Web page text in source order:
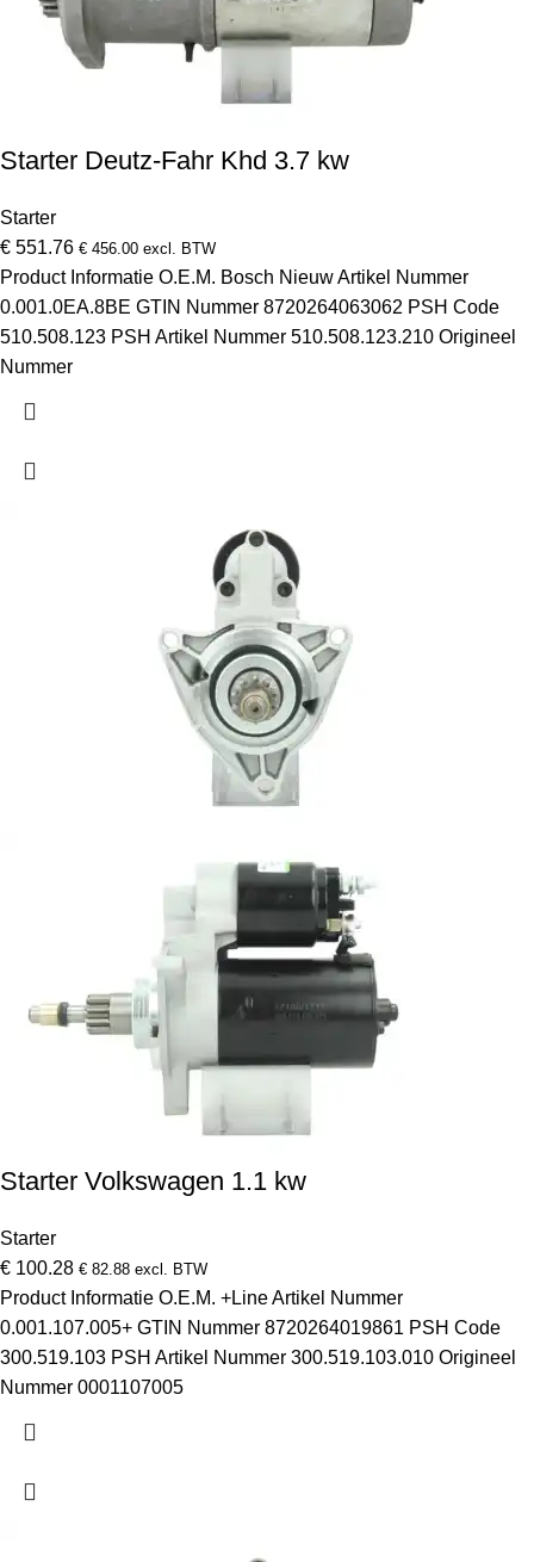
Starter Deutz-Fahr Khd 3.7 kw
Starter
€ 551.76 € 456.00 excl. BTW
Product Informatie O.E.M. Bosch Nieuw Artikel Nummer
0.001.0EA.8BE GTIN Nummer 8720264063062 PSH Code
510.508.123 PSH Artikel Nummer 510.508.123.210 Origineel
Nummer
Starter Volkswagen 1.1 kw
Starter
€ 100.28 € 82.88 excl. BTW
Product Informatie O.E.M. +Line Artikel Nummer
0.001.107.005+ GTIN Nummer 8720264019861 PSH Code
300.519.103 PSH Artikel Nummer 300.519.103.010 Origineel
Nummer 0001107005